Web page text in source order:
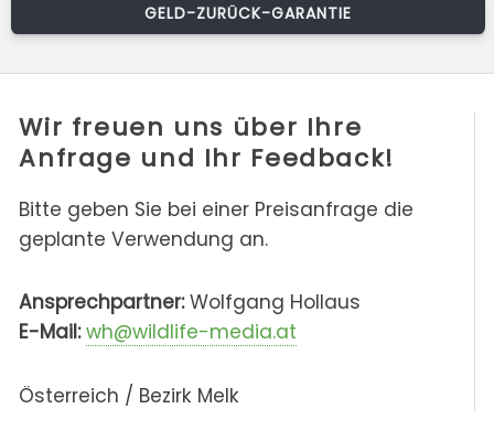
GELD-ZURÜCK-GARANTIE
Wir freuen uns über Ihre
Anfrage und Ihr Feedback!
Bitte geben Sie bei einer Preisanfrage die
geplante Verwendung an.
Ansprechpartner:Wolfgang Hollaus
E-Mail: wh@wildlife-media.at
Österreich / Bezirk Melk